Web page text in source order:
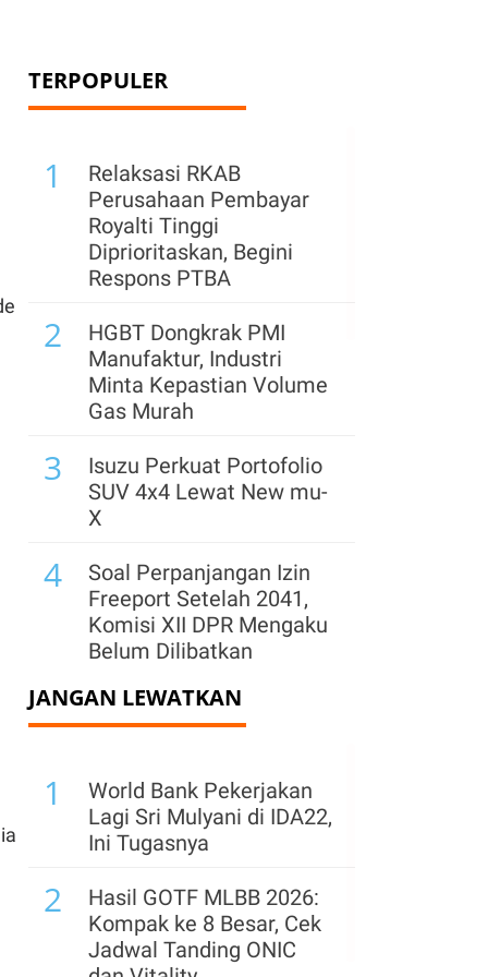
TERPOPULER
1
Relaksasi RKAB
Perusahaan Pembayar
Royalti Tinggi
Diprioritaskan, Begini
Respons PTBA
2
HGBT Dongkrak PMI
Manufaktur, Industri
Minta Kepastian Volume
Gas Murah
3
Isuzu Perkuat Portofolio
SUV 4x4 Lewat New mu-
X
4
Soal Perpanjangan Izin
Freeport Setelah 2041,
Komisi XII DPR Mengaku
Belum Dilibatkan
5
Surya Semesta Internusa
(SSIA) Catat Marketing
195,9 Miliar
Masuk 5 Besar Best
Workplaces 2026,
Schneider Electric Fokus
Kembangkan Talenta
Prospek Cerah Industri
JANGAN LEWATKAN
1
World Bank Pekerjakan
Lagi Sri Mulyani di IDA22,
Ini Tugasnya
2
Hasil GOTF MLBB 2026:
Kompak ke 8 Besar, Cek
Jadwal Tanding ONIC